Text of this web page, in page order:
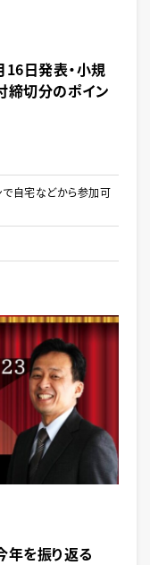
16日発表・小規
切分のポイン
で自宅などから参加可
年を振り返る